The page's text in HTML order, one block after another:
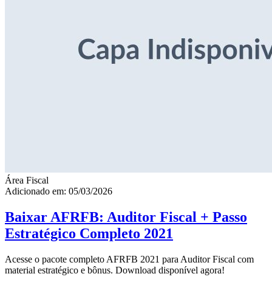
Área Fiscal
Adicionado em: 05/03/2026
Baixar AFRFB: Auditor Fiscal + Passo
Estratégico Completo 2021
Acesse o pacote completo AFRFB 2021 para Auditor Fiscal com
material estratégico e bônus. Download disponível agora!